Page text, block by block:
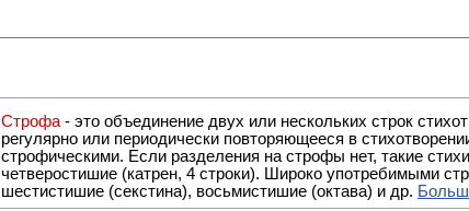
Строфа - это объединение двух или нескольких строк стихотворения, имеющих интонационное сходство или
регулярно или периодически повторяющееся в стихотворении. Большинство стихотворений делятся на строфы и т.о. являются
строфическими. Если разделения на строфы нет, такие стихи принято называть астрофическими. Самая популярная строфа в русской поэзии -
четверостишие (катрен, 4 строки). Широко употребимыми
шестистишие (секстина), восьмистишие (октава) и др.